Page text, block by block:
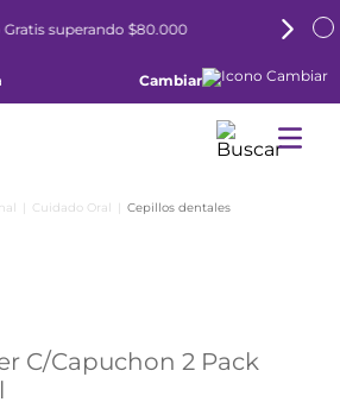
Gratis superando $80.000
Cambiar
Cuidado Oral Cepillos dentales
C/Capuchon 2 Pack